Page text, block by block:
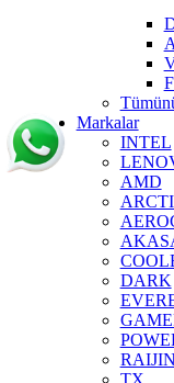
Markalar
INTEL
AMD
DARK
TX